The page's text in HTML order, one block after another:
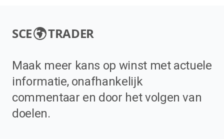
SCE TRADER
Maak meer kans op winst met actuele
informatie, onafhankelijk
commentaar en door het volgen van
doelen.